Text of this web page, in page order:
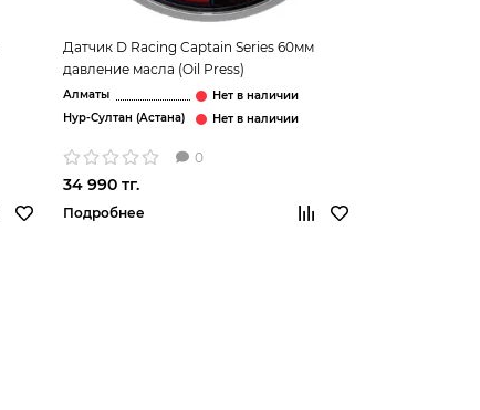
Датчик D Racing Captain Series 60мм
давление масла (Oil Press)
Алматы
Нур-Султан (Астана)
0
34 990 тг.
Подробнее